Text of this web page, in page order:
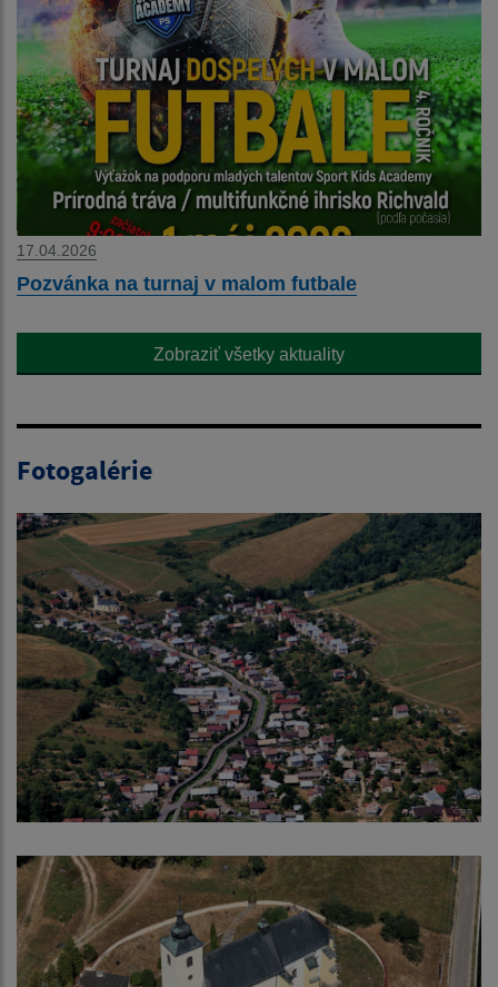
17.04.2026
Pozvánka na turnaj v malom futbale
Zobraziť všetky aktuality
Fotogalérie